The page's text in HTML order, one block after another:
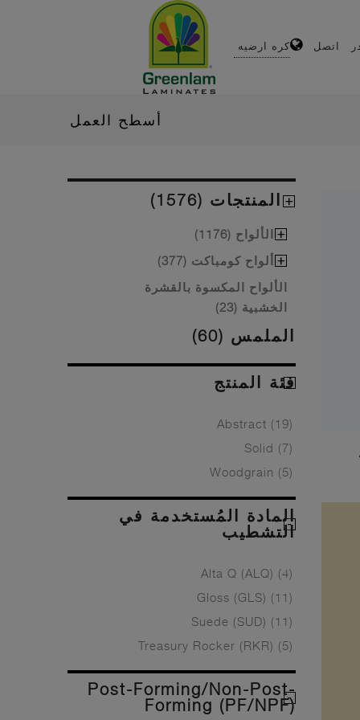
اتصل كره ارضيه
أسطح العمل
المنتجات (1576)
الألواح (1176)
ألواح كومباكت (377)
الألواح المكسوة بالقشرة
الخشبية (23)
الملمس (60)
فئة المنتج
Abstract (19)
Solid (7)
Woodgrain (5)
المادة المُستخدمة في
التشطيب
Alta Q (ALQ) (4)
Gloss (GLS) (11)
Suede (SUD) (11)
Treasury Rocker (RKR) (5)
Post-Forming/Non-Post-
Forming (PF/NPF)